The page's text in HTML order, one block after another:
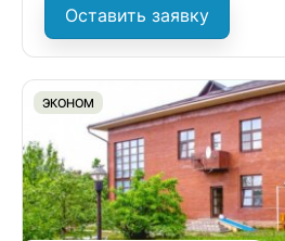
Оставить заявку
ЭКОНОМ